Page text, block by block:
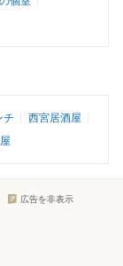
チ
西宮居酒屋
広告を非表示